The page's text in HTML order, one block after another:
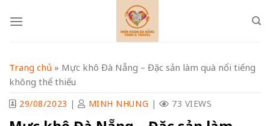
Trang chủ » Mực khô Đà Nẵng – Đặc sản làm quà nổi tiếng
không thể thiếu
29/08/2023 | MINH NHUNG | 73 VIEWS